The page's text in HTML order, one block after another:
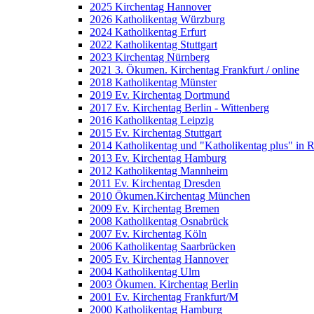
2025 Kirchentag Hannover
2026 Katholikentag Würzburg
2024 Katholikentag Erfurt
2022 Katholikentag Stuttgart
2023 Kirchentag Nürnberg
2021 3. Ökumen. Kirchentag Frankfurt / online
2018 Katholikentag Münster
2019 Ev. Kirchentag Dortmund
2017 Ev. Kirchentag Berlin - Wittenberg
2016 Katholikentag Leipzig
2015 Ev. Kirchentag Stuttgart
2014 Katholikentag und "Katholikentag plus" in
2013 Ev. Kirchentag Hamburg
2012 Katholikentag Mannheim
2011 Ev. Kirchentag Dresden
2010 Ökumen.Kirchentag München
2009 Ev. Kirchentag Bremen
2008 Katholikentag Osnabrück
2007 Ev. Kirchentag Köln
2006 Katholikentag Saarbrücken
2005 Ev. Kirchentag Hannover
2004 Katholikentag Ulm
2003 Ökumen. Kirchentag Berlin
2001 Ev. Kirchentag Frankfurt/M
2000 Katholikentag Hamburg